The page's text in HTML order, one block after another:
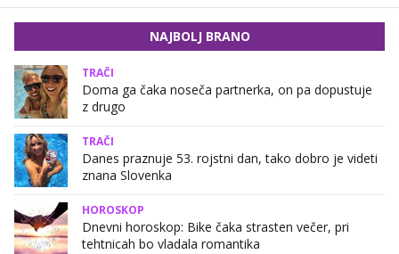
NAJBOLJ BRANO
TRAČI
Doma ga čaka noseča partnerka, on pa dopustuje
z drugo
TRAČI
Danes praznuje 53. rojstni dan, tako dobro je videti
znana Slovenka
HOROSKOP
Dnevni horoskop: Bike čaka strasten večer, pri
tehtnicah bo vladala romantika